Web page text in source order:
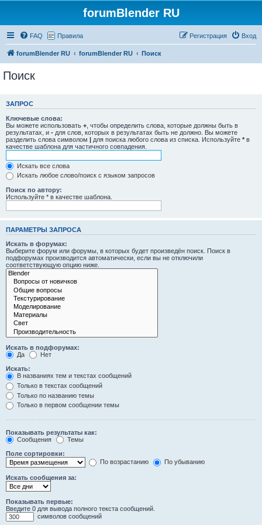
forumBlender RU
FAQ Правила Вход
Регистрация
forumBlender RU forumBlender RU Поиск
Поиск
ЗАПРОС
Ключевые слова:
Вы можете использовать + , чтобы определить слова, которые должны быть в
результатах, и - для слов, которых в результатах быть не должно. Вы можете
разделить слова символом | для поиска любого слова из списка. Используйте * в
качестве шаблона для частичного совпадения.
Искать все слова
Искать любое слово/поиск с языком запросов
Поиск по автору:
Используйте * в качестве шаблона.
ПАРАМЕТРЫ ЗАПРОСА
Искать в форумах:
Выберите форум или форумы, в которых будет произведён поиск. Поиск в
подфорумах производится автоматически, если вы не отключили
соответствующую опцию ниже.
Искать в подфорумах:
Да
Нет
Искать:
В названиях тем и текстах сообщений
Только в текстах сообщений
Только по названию темы
Только в первом сообщении темы
Показывать результаты как:
Сообщения
Темы
Поле сортировки:
По возрастанию
По убыванию
Искать сообщения за:
Показывать первые:
Введите 0 для вывода полного текста сообщений.
символов сообщений